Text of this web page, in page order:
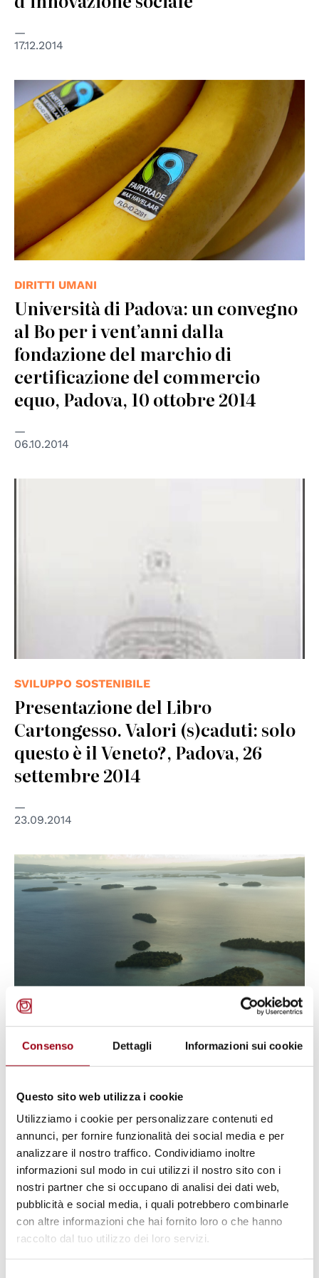
Consenso Dettagli Informazioni sui cookie
Questo sito web utilizza i cookie
Utilizziamo i cookie per personalizzare contenuti ed
annunci, per fornire funzionalità dei social media e per
analizzare il nostro traffico. Condividiamo inoltre
informazioni sul modo in cui utilizzi il nostro sito con i
nostri partner che si occupano di analisi dei dati web,
pubblicità e social media, i quali potrebbero combinarle
con altre informazioni che hai fornito loro o che hanno
raccolto dal tuo utilizzo dei loro servizi.
17.12.2014
© de.wikipedia
DIRITTI UMANI
Università di Padova: un convegno
al Bo per i vent’anni dalla
fondazione del marchio di
certificazione del commercio
equo, Padova, 10 ottobre 2014
06.10.2014
SVILUPPO SOSTENIBILE
Presentazione del Libro
Cartongesso. Valori (s)caduti: solo
questo è il Veneto?, Padova, 26
settembre 2014
23.09.2014
© UN Photo
Internazionale sui piccoli Stati
insulari in via di sviluppo
01.08.2014
© UN Photo